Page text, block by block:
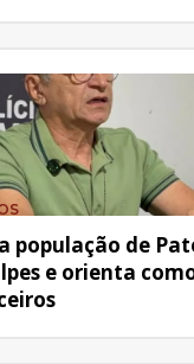
população de
e orienta